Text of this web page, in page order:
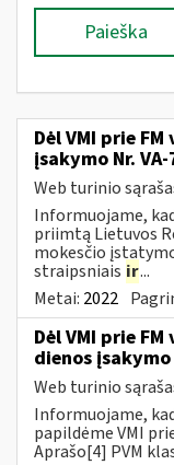
Paieška
Dėl VMI prie
įsakymo Nr. VA-
Web turinio
Informuojame,
priimtą Lietuvos
mokesčio
straipsniais ir...
Metai: 2022
Dėl VMI prie
dienos
Web turinio
Informuojame,
papildėme VMI
Aprašo[4] PVM